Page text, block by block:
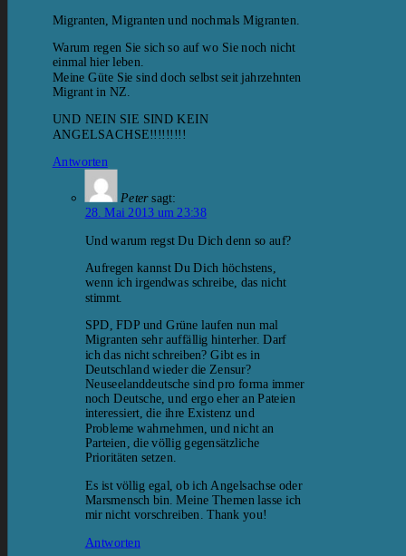
Migranten, Migranten und nochmals Migranten.
Warum regen Sie sich so auf wo Sie noch nicht
einmal hier leben.
Meine Güte Sie sind doch selbst seit jahrzehnten
Migrant in NZ.
UND NEIN SIE SIND KEIN
ANGELSACHSE!!!!!!!!!
Antworten
Peter sagt:
28. Mai 2013 um 23:38
Und warum regst Du Dich denn so auf?
Aufregen kannst Du Dich höchstens,
wenn ich irgendwas schreibe, das nicht
stimmt.
SPD, FDP und Grüne laufen nun mal
Migranten sehr auffällig hinterher. Darf
ich das nicht schreiben? Gibt es in
Deutschland wieder die Zensur?
Neuseelanddeutsche sind pro forma immer
noch Deutsche, und ergo eher an Pateien
interessiert, die ihre Existenz und
Probleme wahrnehmen, und nicht an
Parteien, die völlig gegensätzliche
Prioritäten setzen.
Es ist völlig egal, ob ich Angelsachse oder
Marsmensch bin. Meine Themen lasse ich
mir nicht vorschreiben. Thank you!
Antworten